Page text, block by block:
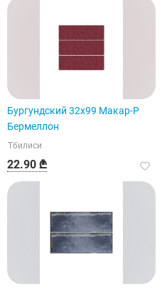
Бургундский 32x99 Макар-Р
Бермеллон
Тбилиси
22.90 ₾